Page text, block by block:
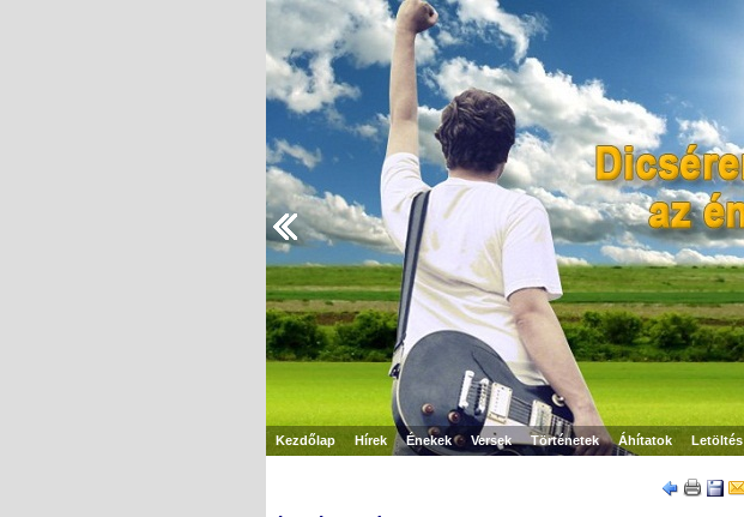
Kezdőlap Hírek Énekek Versek Történetek Áhítatok Letöltés